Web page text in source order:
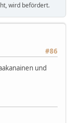
wird befördert.
#86
und